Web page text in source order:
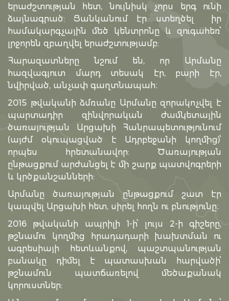
երաժշտության հետ, նույնիսկ չորս երգ ունի
ձայնագրած: Ցանկանում էր ստեղծել իր
համակարգչային մեծ կենտրոնը և զուգահեռ՝
լրջորեն զբաղվել երաժշտությամբ:
Հարազատները նշում են, որ Արմանը
հազվագյուտ մարդ տեսակ էր, բարի էր,
նվիրված, անչափ գաղտնապահ։
2015 թվականի ձմռանը Արմանը զորակոչվել է
պարտադիր զինվորական ժամկետային
ծառայության Արցախի Հանրապետությունում
(այժմ օկուպացված է Ադրբեջանի կողմից)՝
որպես հրետանավոր: Ծառայության
ընթացքում արժանցել է մի շարք պատվոգրերի
և կրծքանշանների:
Արմանը ծառայության ընթացքում շատ էր
կապվել Արցախի հետ, սիրել հողն ու բնությունը։
2016 թվականի ապրիլի 1-ի՝ լույս 2-ի գիշերը,
թշնամու կողմից հրադադարի խախտման ու
ագրեսիայի հետևանքով, պաշտպանության
բանակը դիմել է պատասխան հարվածի՝
թշնամուն պատճառելով մեծաքանակ
կորուստներ: